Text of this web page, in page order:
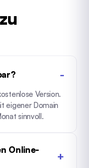
Version.
eigener Domain
sinnvoll.
Online-